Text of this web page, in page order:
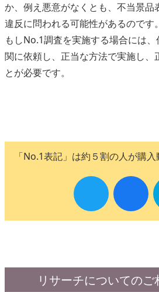
か、例え悪意がなくとも、不当景品
違反に問われる可能性があるのです。
もしNo.1調査を実施する場合には
関に依頼し、正当な方法で実施し、
とが必要です。
「No.1表記」は約５割の人が購
リサーチについての